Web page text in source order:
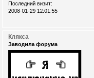
Последний визит:
2008-01-29 12:01:55
Клякса
Заводила форума